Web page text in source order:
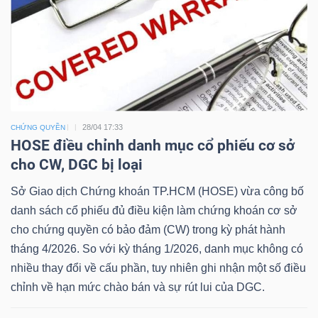
CHỨNG QUYỀN 28/04 17:33
HOSE điều chỉnh danh mục cổ phiếu cơ sở
cho CW, DGC bị loại
Sở Giao dịch Chứng khoán TP.HCM (HOSE) vừa công bố
danh sách cổ phiếu đủ điều kiện làm chứng khoán cơ sở
cho chứng quyền có bảo đảm (CW) trong kỳ phát hành
tháng 4/2026. So với kỳ tháng 1/2026, danh mục không có
nhiều thay đổi về cấu phần, tuy nhiên ghi nhận một số điều
chỉnh về hạn mức chào bán và sự rút lui của DGC.
liệu
chính